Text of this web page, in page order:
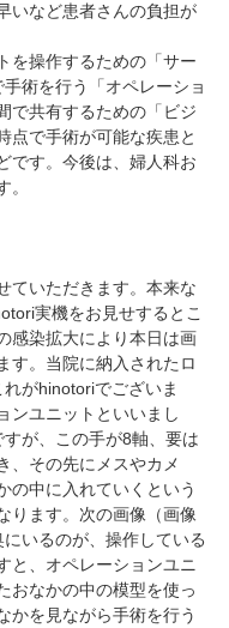
いなど患者さんの負担が
を操作するための「サー
術を行う「オペレーショ
で共有するための「ビジ
点で手術が可能な疾患と
です。今後は、婦人科お
ていただきます。本来な
実機をお見せするとこ
感染拡大により本日は画
す。当院に納入されたロ
がhinotoriでございま
ンユニットといいまし
が、この手が8軸、要は
、その先にメスやカメ
の中に入れていくという
ります。次の画像（画像
いるのが、操作している
と、オペレーションユニ
おなかの中の模型を使っ
かを見ながら手術を行う